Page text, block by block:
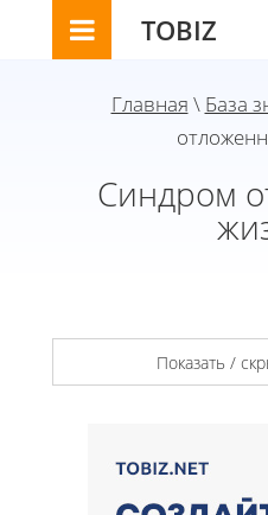
TOBIZ
Главная \ База
Синдром
Показать /